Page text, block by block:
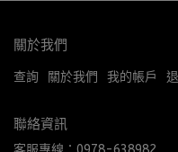
關於我們
查詢 關於我們 我的帳戶
聯絡資訊